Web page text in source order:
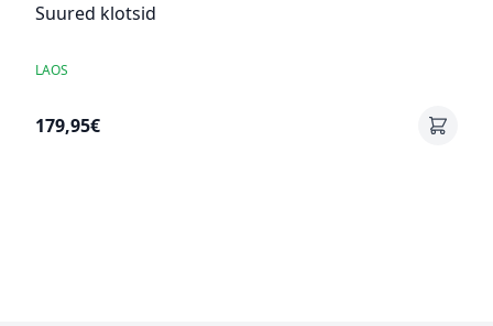
Suured klotsid
LAOS
179,95€